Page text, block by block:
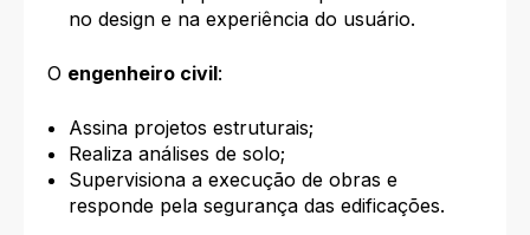
no design e na experiência do usuário.
O engenheiro civil:
Assina projetos estruturais;
Realiza análises de solo;
Supervisiona a execução de obras e
responde pela segurança das edificações.